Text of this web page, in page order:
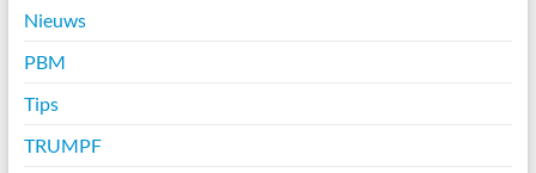
Nieuws
PBM
Tips
TRUMPF